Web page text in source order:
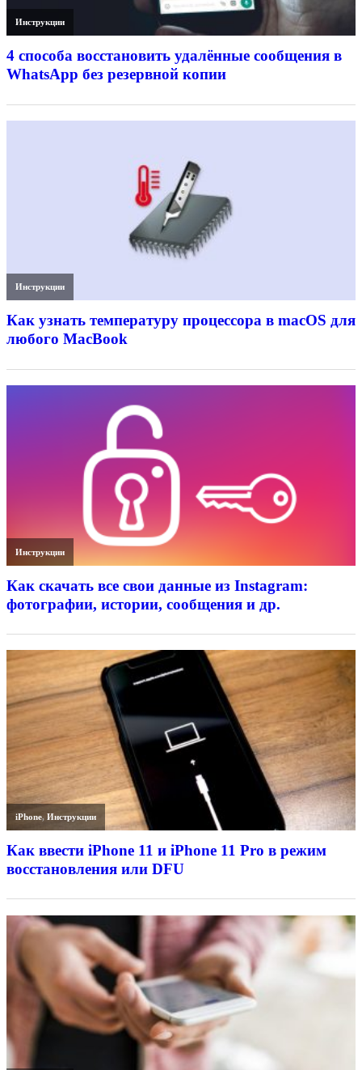
Инструкции
4 способа восстановить удалённые сообщения в
WhatsApp без резервной копии
Инструкции
Как узнать температуру процессора в macOS для
любого MacBook
Инструкции
Как скачать все свои данные из Instagram:
фотографии, истории, сообщения и др.
iPhone,Инструкции
Как ввести iPhone 11 и iPhone 11 Pro в режим
восстановления или DFU